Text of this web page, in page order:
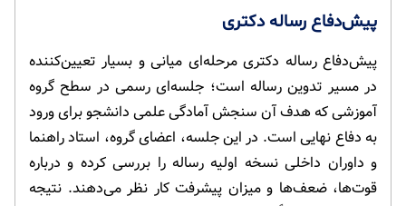
پیش‌دفاع رساله دکتری
پیش‌دفاع رساله دکتری مرحله‌ای میانی و بسیار تعیین‌کننده
در مسیر تدوین رساله است؛ جلسه‌ای رسمی در سطح گروه
آموزشی که هدف آن سنجش آمادگی علمی دانشجو برای ورود
به دفاع نهایی است. در این جلسه، اعضای گروه، استاد راهنما
و داوران داخلی نسخه اولیه رساله را بررسی کرده و درباره
قوت‌ها، ضعف‌ها و میزان پیشرفت کار نظر می‌دهند. نتیجه